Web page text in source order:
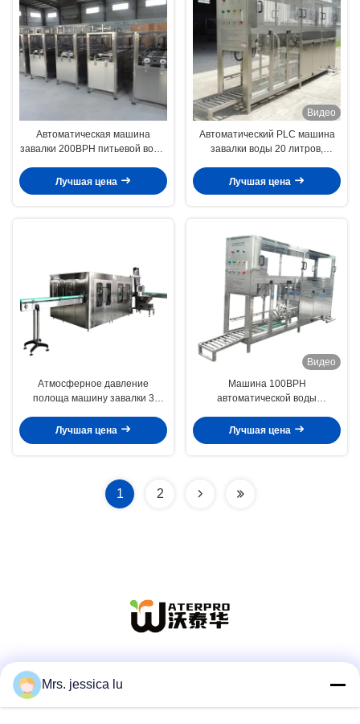
Автоматическая машина
завалки 200BPH питьевой воды
Лучшая цена
Видео
Автоматический PLC машина
завалки воды 20 литров,
воды разливая по бутылкам
Лучшая цена
Атмосферное давление
полоща машину завалки 3
многофункциональном
Лучшая цена
Видео
Машина 100BPH
автоматической воды
разливая по бутылкам с моя
Лучшая цена
1 2
Mrs. jessica lu